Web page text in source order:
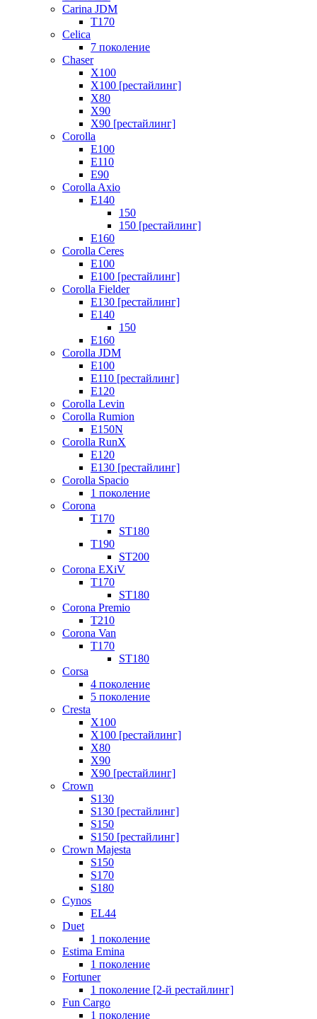
Carina JDM
T170
Celica
7 поколение
Chaser
X100
X100 [рестайлинг]
X80
X90
X90 [рестайлинг]
Corolla
E100
E110
E90
Corolla Axio
E140
150
150 [рестайлинг]
E160
Corolla Ceres
E100
E100 [рестайлинг]
Corolla Fielder
E130 [рестайлинг]
E140
150
E160
Corolla JDM
E100
E110 [рестайлинг]
E120
Corolla Levin
Corolla Rumion
E150N
Corolla RunX
E120
E130 [рестайлинг]
Corolla Spacio
1 поколение
Corona
T170
ST180
T190
ST200
Corona EXiV
T170
ST180
Corona Premio
T210
Corona Van
T170
ST180
Corsa
4 поколение
5 поколение
Cresta
X100
X100 [рестайлинг]
X80
X90
X90 [рестайлинг]
Crown
S130
S130 [рестайлинг]
S150
S150 [рестайлинг]
Crown Majesta
S150
S170
S180
Cynos
EL44
Duet
1 поколение
Estima Emina
1 поколение
Fortuner
1 поколение [2-й рестайлинг]
Fun Cargo
1 поколение